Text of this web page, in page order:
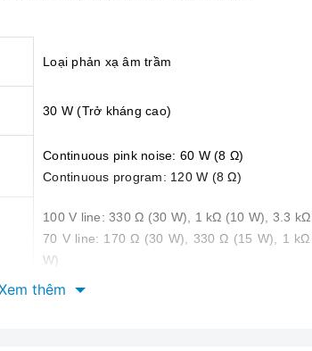
Loại phản xạ âm trầm
30 W (Trở kháng cao)
Continuous pink noise: 60 W (8 Ω)
Continuous program: 120 W (8 Ω)
100 V line: 330 Ω (30 W), 1 kΩ (10 W), 3.3
70 V line: 170 Ω (30 W), 330 Ω (15 W), 1
W)
25 V line: 170 Ω (3.7 W), 330 Ω (1.9 W), 1
thêm